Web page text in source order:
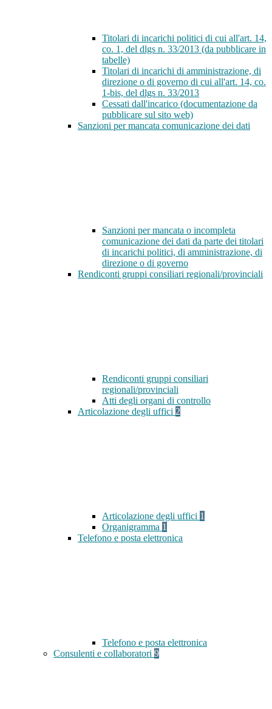
Titolari di incarichi politici di cui all'art. 14,
co. 1, del dlgs n. 33/2013 (da pubblicare in
tabelle)
Titolari di incarichi di amministrazione, di
direzione o di governo di cui all'art. 14, co.
1-bis, del dlgs n. 33/2013
Cessati dall'incarico (documentazione da
pubblicare sul sito web)
Sanzioni per mancata comunicazione dei dati
Sanzioni per mancata o incompleta
comunicazione dei dati da parte dei titolari
di incarichi politici, di amministrazione, di
direzione o di governo
Rendiconti gruppi consiliari regionali/provinciali
Rendiconti gruppi consiliari
regionali/provinciali
Atti degli organi di controllo
Articolazione degli uffici 2
Articolazione degli uffici 1
Organigramma 1
Telefono e posta elettronica
Telefono e posta elettronica
Consulenti e collaboratori 9